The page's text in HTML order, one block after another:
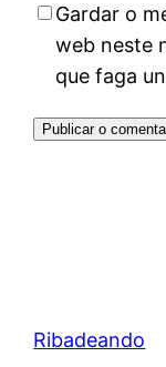
Gardar o
web neste
que faga
Ribadeando